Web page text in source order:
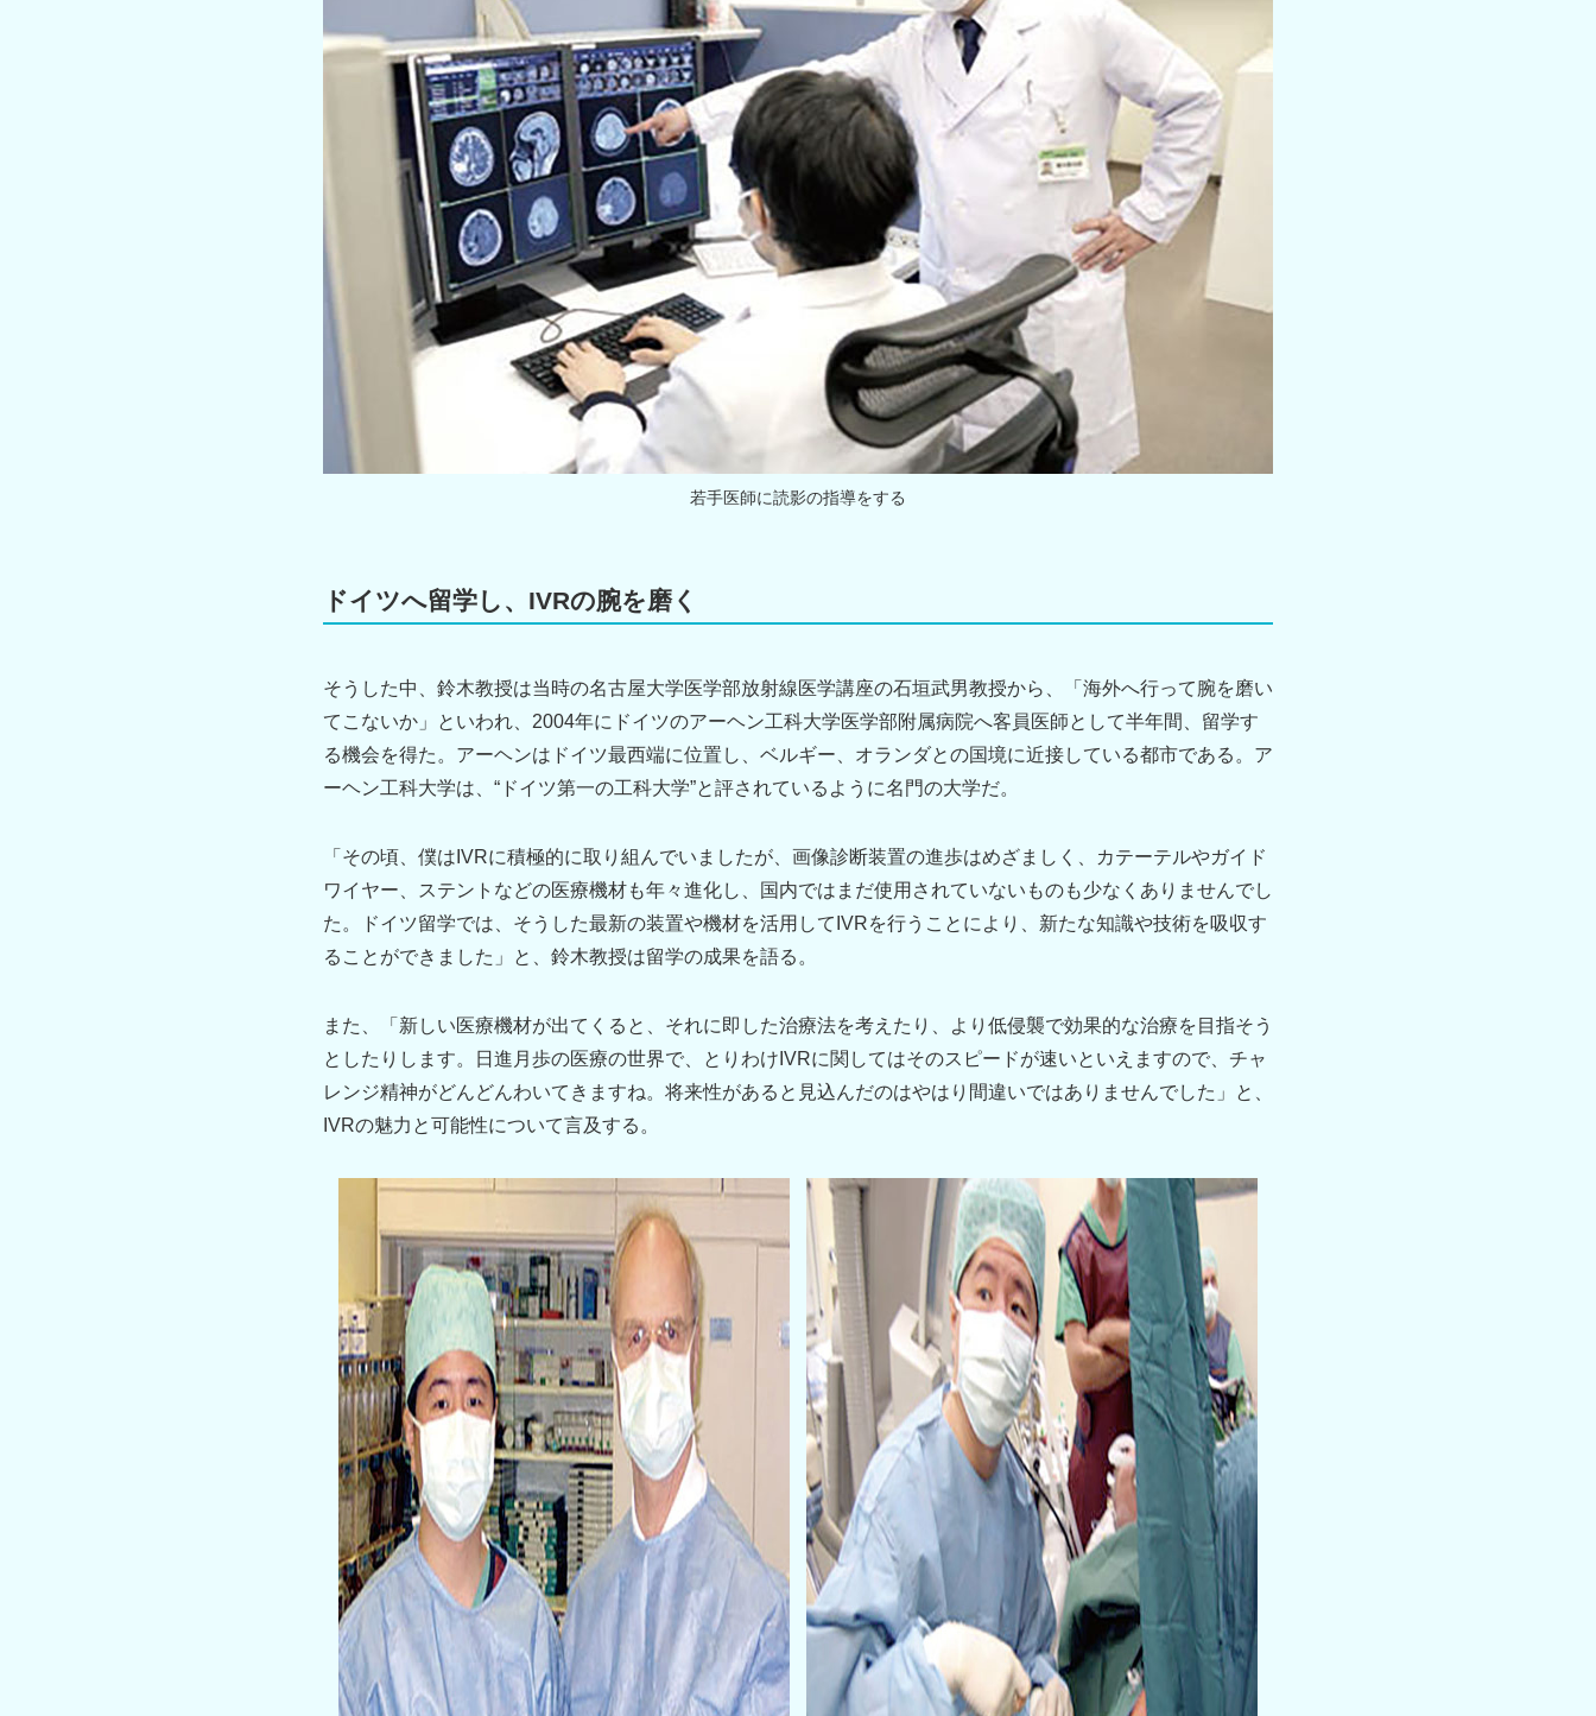
若手医師に読影の指導をする
ドイツへ留学し、IVRの腕を磨く
そうした中、鈴木教授は当時の名古屋大学医学部放射線医学講座の石垣武男教授から、「海外へ行って腕を磨い
てこないか」といわれ、2004年にドイツのアーヘン工科大学医学部附属病院へ客員医師として半年間、留学す
る機会を得た。アーヘンはドイツ最西端に位置し、ベルギー、オランダとの国境に近接している都市である。ア
ーヘン工科大学は、“ドイツ第一の工科大学”と評されているように名門の大学だ。
「その頃、僕はIVRに積極的に取り組んでいましたが、画像診断装置の進歩はめざましく、カテーテルやガイド
ワイヤー、ステントなどの医療機材も年々進化し、国内ではまだ使用されていないものも少なくありませんでし
た。ドイツ留学では、そうした最新の装置や機材を活用してIVRを行うことにより、新たな知識や技術を吸収す
ることができました」と、鈴木教授は留学の成果を語る。
また、「新しい医療機材が出てくると、それに即した治療法を考えたり、より低侵襲で効果的な治療を目指そう
としたりします。日進月歩の医療の世界で、とりわけIVRに関してはそのスピードが速いといえますので、チャ
レンジ精神がどんどんわいてきますね。将来性があると見込んだのはやはり間違いではありませんでした」と、
IVRの魅力と可能性について言及する。